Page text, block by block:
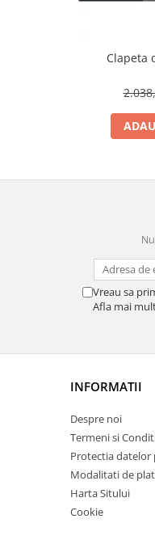
Clapeta
Vreau sa
Afla mai
INFORMATII
Despre noi
Termeni si
Protectia datelor
Modalitati de
Harta Sitului
Cookie